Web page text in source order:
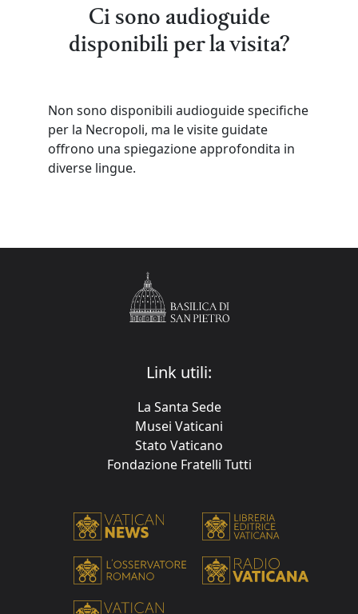
Ci sono audioguide
disponibili per la visita?
Non sono disponibili audioguide specifiche
per la Necropoli, ma le visite guidate
offrono una spiegazione approfondita in
diverse lingue.
Link utili:
La Santa Sede
Musei Vaticani
Stato Vaticano
Fondazione Fratelli Tutti